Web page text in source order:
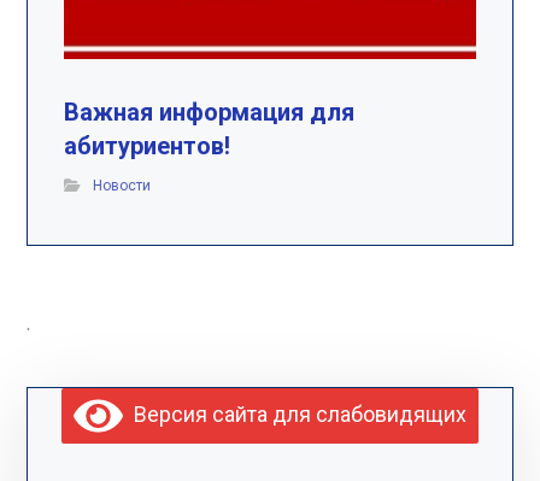
Важная информация для
абитуриентов!
Новости
.
Версия сайта для слабовидящих